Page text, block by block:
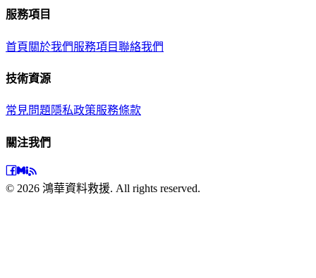
服務項目
首頁 關於我們服務項目聯絡我們
技術資源
常見問題隱私政策服務條款
關注我們
© 2026 鴻華資料救援. All rights reserved.